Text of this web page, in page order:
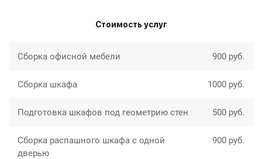
Стоимость услуг
Сборка офисной мебели 900 руб.
Сборка шкафа 1000 руб.
Подготовка шкафов под геометрию стен 500 руб.
Сборка распашного шкафа с одной
дверью
900 руб.